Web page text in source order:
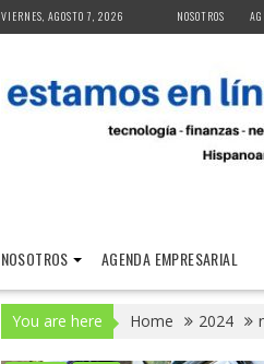
VIERNES, AGOSTO 7, 2026 NOSOTROS
NOSOTROS AGENDA EMPRESARIAL
You are here Home 2024